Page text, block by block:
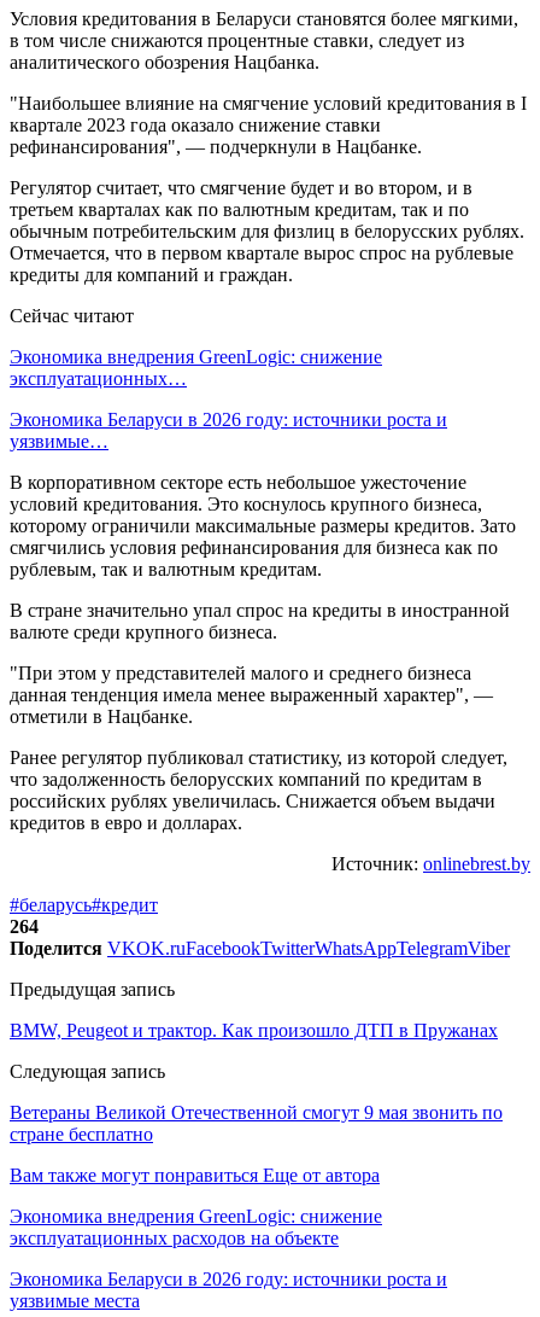
Условия кредитования в Беларуси становятся более мягкими,
в том числе снижаются процентные ставки, следует из
аналитического обозрения Нацбанка.
"Наибольшее влияние на смягчение условий кредитования в I
квартале 2023 года оказало снижение ставки
рефинансирования", — подчеркнули в Нацбанке.
Регулятор считает, что смягчение будет и во втором, и в
третьем кварталах как по валютным кредитам, так и по
обычным потребительским для физлиц в белорусских рублях.
Отмечается, что в первом квартале вырос спрос на рублевые
кредиты для компаний и граждан.
Сейчас читают
Экономика внедрения GreenLogic: снижение
эксплуатационных…
Экономика Беларуси в 2026 году: источники роста и
уязвимые…
В корпоративном секторе есть небольшое ужесточение
условий кредитования. Это коснулось крупного бизнеса,
которому ограничили максимальные размеры кредитов. Зато
смягчились условия рефинансирования для бизнеса как по
рублевым, так и валютным кредитам.
В стране значительно упал спрос на кредиты в иностранной
валюте среди крупного бизнеса.
"При этом у представителей малого и среднего бизнеса
данная тенденция имела менее выраженный характер", —
отметили в Нацбанке.
Ранее регулятор публиковал статистику, из которой следует,
что задолженность белорусских компаний по кредитам в
российских рублях увеличилась. Снижается объем выдачи
кредитов в евро и долларах.
Источник: onlinebrest.by
#беларусь#кредит
264
Поделится VKOK.ruFacebookTwitterWhatsAppTelegramViber
Предыдущая запись
BMW, Peugeot и трактор. Как произошло ДТП в Пружанах
Следующая запись
Ветераны Великой Отечественной смогут 9 мая звонить по
стране бесплатно
Вам также могут понравиться Еще от автора
Экономика внедрения GreenLogic: снижение
эксплуатационных расходов на объекте
Экономика Беларуси в 2026 году: источники роста и
уязвимые места